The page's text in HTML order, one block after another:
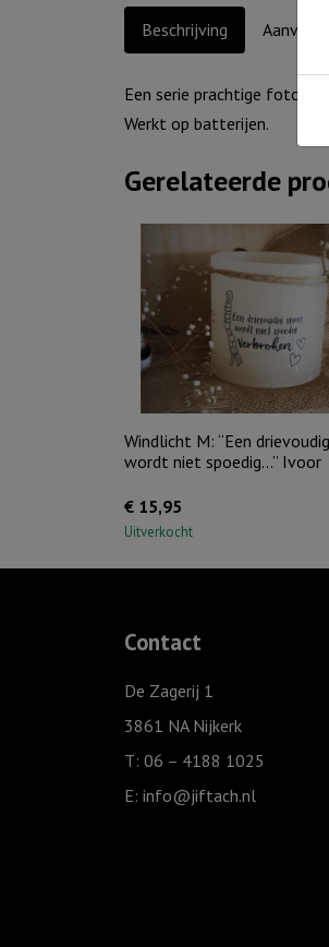
Beschrijving
Een serie prachtige foto-
Werkt op batterijen.
Gerelateerde
Windlicht M: “Een
wordt niet spoedig…” Ivoor
€ 15,95
Uitverkocht
Contact
De Zagerij 1
3861 NA Nijkerk
T: 06 – 4188 1025
E: info@jiftach.nl